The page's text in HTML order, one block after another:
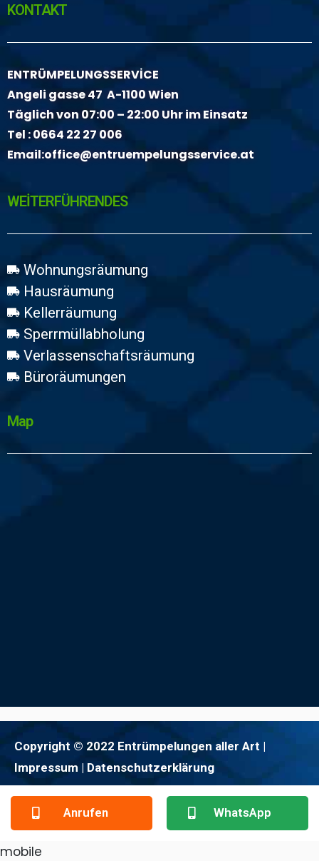
KONTAKT
ENTRÜMPELUNGSSERVİCE
Angeli gasse 47 A-1100 Wien
Täglich von 07:00 – 22:00 Uhr im Einsatz
Tel :0664 22 27 006
Email:office@entruempelungsservice.at
WEİTERFÜHRENDES
Wohnungsräumung
Hausräumung
Kellerräumung
Sperrmüllabholung
Verlassenschaftsräumung
Büroräumungen
Map
Copyright © 2022 Entrümpelungen aller Art |
Impressum | Datenschutzerklärung
Anrufen WhatsApp